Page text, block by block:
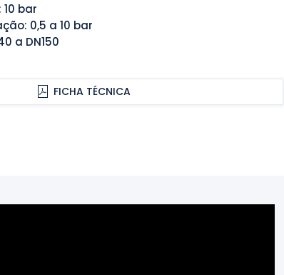
bar
0,5 a 10 bar
a DN150
FICHA TÉCNICA